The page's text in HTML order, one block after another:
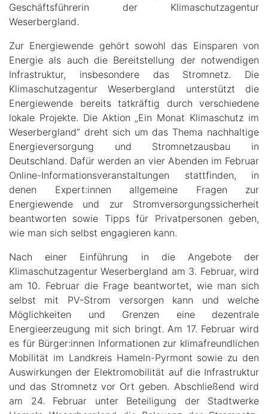
Geschäftsführerin der Klimaschutzagentur
Weserbergland.
Zur Energiewende gehört sowohl das Einsparen von
Energie als auch die Bereitstellung der notwendigen
Infrastruktur, insbesondere das Stromnetz. Die
Klimaschutzagentur Weserbergland unterstützt die
Energiewende bereits tatkräftig durch verschiedene
lokale Projekte. Die Aktion „Ein Monat Klimaschutz im
Weserbergland“ dreht sich um das Thema nachhaltige
Energieversorgung und Stromnetzausbau in
Deutschland. Dafür werden an vier Abenden im Februar
Online-Informationsveranstaltungen stattfinden, in
denen Expert:innen allgemeine Fragen zur
Energiewende und zur Stromversorgungssicherheit
beantworten sowie Tipps für Privatpersonen geben,
wie man sich selbst engagieren kann.
Nach einer Einführung in die Angebote der
Klimaschutzagentur Weserbergland am 3. Februar, wird
am 10. Februar die Frage beantwortet, wie man sich
selbst mit PV-Strom versorgen kann und welche
Möglichkeiten und Grenzen eine dezentrale
Energieerzeugung mit sich bringt. Am 17. Februar wird
es für Bürger:innen Informationen zur klimafreundlichen
Mobilität im Landkreis Hameln-Pyrmont sowie zu den
Auswirkungen der Elektromobilität auf die Infrastruktur
und das Stromnetz vor Ort geben. Abschließend wird
am 24. Februar unter Beteiligung der Stadtwerke